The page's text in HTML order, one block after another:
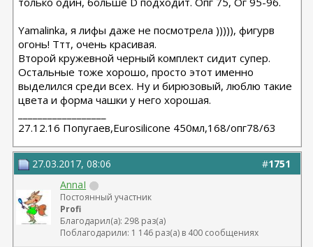
Yamalinka, я лифы даже не посмотрела ))))), фигурв
огонь! Ттт, очень красивая.
Второй кружевной черный комплект сидит супер.
Остальные тоже хорошо, просто этот именно
выделился среди всех. Ну и бирюзовый, люблю такие
цвета и форма чашки у него хорошая.
27.12.16 Попугаев,Eurosilicone 450мл,168/опг78/63
#1751
27.03.2017, 08:06
AnnaI
Постоянный участник
Profi
Благодарил(а): 298 раз(а)
Поблагодарили: 1 146 раз(а) в 400 сообщениях